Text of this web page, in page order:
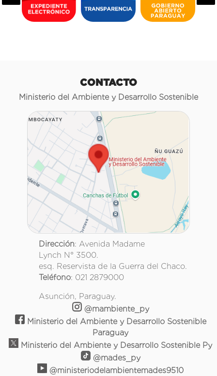
CONTACTO
Ministerio del Ambiente y Desarrollo Sostenible
Dirección: Avenida Madame
Lynch N° 3500.
esq. Reservista de la Guerra del Chaco.
Teléfono: 021 2879000
Asunción, Paraguay.
@mambiente_py
Ministerio del Ambiente y Desarrollo Sostenible
Paraguay
Ministerio del Ambiente y Desarrollo Sostenible Py
@mades_py
@ministeriodelambientemades9510